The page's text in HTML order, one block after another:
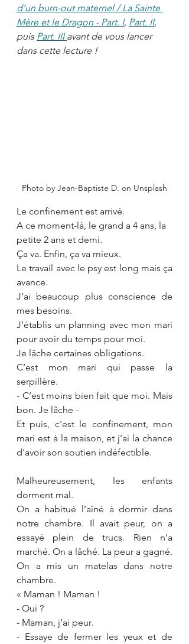
d’un burn-out maternel / La Sainte
Mère et le Dragon - Part. I, Part. II,
puis Part. III avant de vous lancer
dans cette lecture !
Photo by Jean-Baptiste D. on Unsplash
Le confinement est arrivé.
A ce moment-là, le grand a 4 ans, la
petite 2 ans et demi.
Ça va. Enfin, ça va mieux.
Le travail avec le psy est long mais ça
avance.
J’ai beaucoup plus conscience de
mes besoins.
J’établis un planning avec mon mari
pour avoir du temps pour moi.
Je lâche certaines obligations.
C’est mon mari qui passe la
serpillère.
- C’est moins bien fait que moi. Mais
bon. Je lâche -
Et puis, c'est le confinement, mon
mari est à la maison, et j'ai la chance
d'avoir son soutien indéfectible.
Malheureusement, les enfants
dorment mal.
On a habitué l’aîné à dormir dans
notre chambre. Il avait peur, on a
essayé plein de trucs. Rien n’a
marché. On a lâché. La peur a gagné.
On a mis un matelas dans notre
chambre.
« Maman ! Maman !
- Oui ?
- Maman, j’ai peur.
- Essaye de fermer les yeux et de